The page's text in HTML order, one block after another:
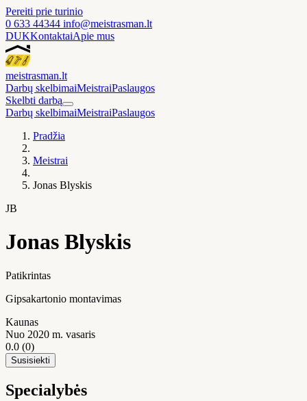
Pereiti prie turinio
0 633 44344 info@meistrasman.lt
DUKKontaktaiApie mus
meistrasman.lt
Darbų skelbimaiMeistraiPaslaugos
Skelbti darbą
Darbų skelbimaiMeistraiPaslaugos
Pradžia
Meistrai
Jonas Blyskis
JB
Jonas Blyskis
Patikrintas
Gipsakartonio montavimas
Kaunas
Nuo 2020 m. vasaris
0.0 (0)
Susisiekti
Specialybės